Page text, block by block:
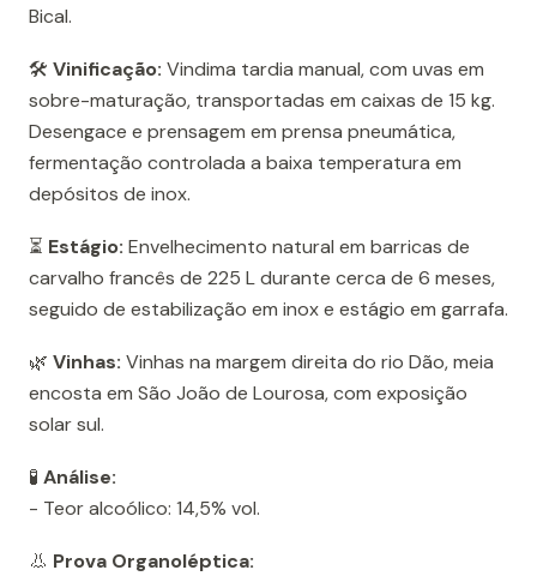
Bical.
🛠️ Vinificação: Vindima tardia manual, com uvas em
sobre-maturação, transportadas em caixas de 15 kg.
Desengace e prensagem em prensa pneumática,
fermentação controlada a baixa temperatura em
depósitos de inox.
⏳ Estágio: Envelhecimento natural em barricas de
carvalho francês de 225 L durante cerca de 6 meses,
seguido de estabilização em inox e estágio em garrafa.
🌿 Vinhas: Vinhas na margem direita do rio Dão, meia
encosta em São João de Lourosa, com exposição
solar sul.
🧪 Análise:
- Teor alcoólico: 14,5% vol.
👃 Prova Organoléptica: